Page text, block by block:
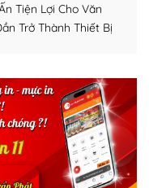
Tiện Lợi Cho Văn
Trở Thành Thiết Bị